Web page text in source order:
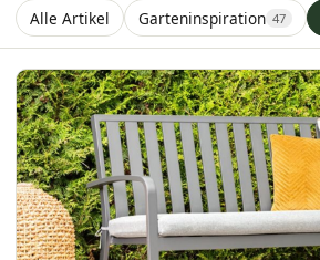
Alle Artikel Garteninspiration 47